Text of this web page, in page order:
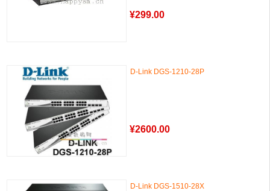
¥299.00
D-Link DGS-1210-28P
¥2600.00
D-Link DGS-1510-28X